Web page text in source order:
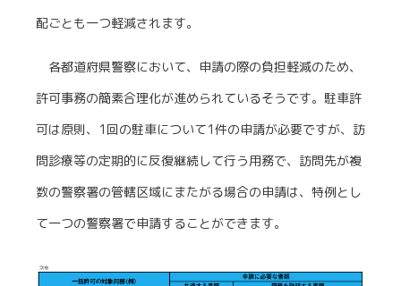
配ごとも一つ軽減されます。
各都道府県警察において、申請の際の負担軽減のため、
許可事務の簡素合理化が進められているそうです。駐車許
可は原則、1回の駐車について1件の申請が必要ですが、訪
問診療等の定期的に反復継続して行う用務で、訪問先が複
数の警察署の管轄区域にまたがる場合の申請は、特例とし
て一つの警察署で申請することができます。